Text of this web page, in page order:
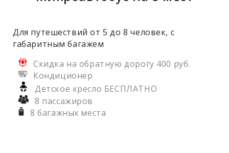
Для путешествий от 5 до 8 человек, с
габаритным багажем
Скидка на обратную дорогу 400 руб.
Кондиционер
Детское кресло БЕСПЛАТНО
8 пассажиров
8 багажных места